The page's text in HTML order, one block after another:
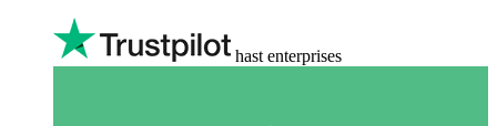
hast enterprises